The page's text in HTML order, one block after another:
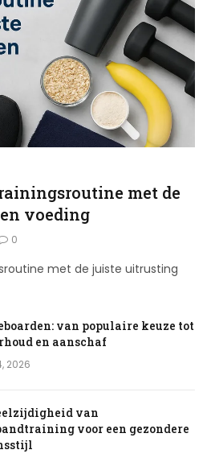
met de
voeding
0
met de juiste uitrusting
van populaire keuze tot
en aanschaf
2026
van
voor een gezondere